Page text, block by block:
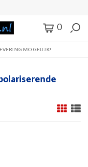
0
MOGELIJK!